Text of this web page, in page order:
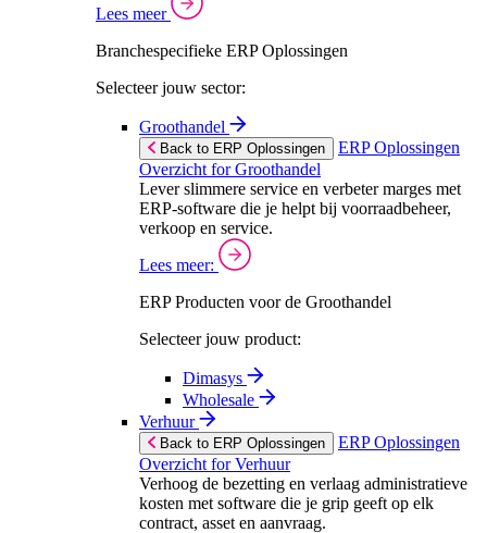
Lees meer
Branchespecifieke ERP Oplossingen
Selecteer jouw sector:
Groothandel
Back to ERP Oplossingen
ERP Oplossingen
Overzicht for Groothandel
Lever slimmere service en verbeter marges met
ERP-software die je helpt bij voorraadbeheer,
verkoop en service.
Lees meer:
ERP Producten voor de Groothandel
Selecteer jouw product:
Dimasys
Wholesale
Verhuur
Back to ERP Oplossingen
ERP Oplossingen
Overzicht for Verhuur
Verhoog de bezetting en verlaag administratieve
kosten met software die je grip geeft op elk
contract, asset en aanvraag.